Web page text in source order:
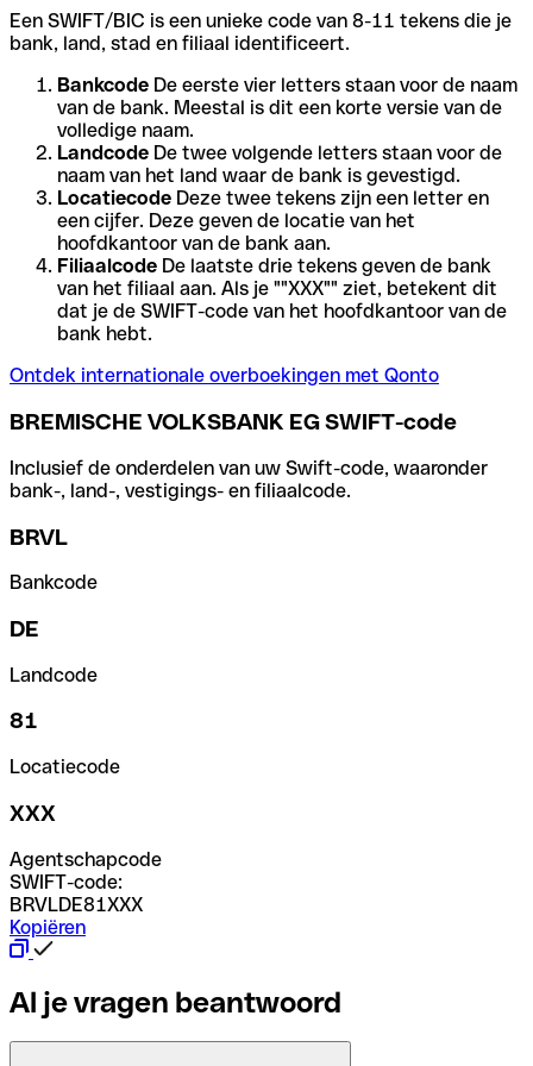
Een SWIFT/BIC is een unieke code van 8-11 tekens die je
bank, land, stad en filiaal identificeert.
Bankcode De eerste vier letters staan voor de naam
van de bank. Meestal is dit een korte versie van de
volledige naam.
Landcode De twee volgende letters staan voor de
naam van het land waar de bank is gevestigd.
Locatiecode Deze twee tekens zijn een letter en
een cijfer. Deze geven de locatie van het
hoofdkantoor van de bank aan.
Filiaalcode De laatste drie tekens geven de bank
van het filiaal aan. Als je ""XXX"" ziet, betekent dit
dat je de SWIFT-code van het hoofdkantoor van de
bank hebt.
Ontdek internationale overboekingen met Qonto
BREMISCHE VOLKSBANK EG SWIFT-code
Inclusief de onderdelen van uw Swift-code, waaronder
bank-, land-, vestigings- en filiaalcode.
BRVL
Bankcode
DE
Landcode
81
Locatiecode
XXX
Agentschapcode
SWIFT-code:
BRVLDE81XXX
Kopiëren
Al je vragen beantwoord